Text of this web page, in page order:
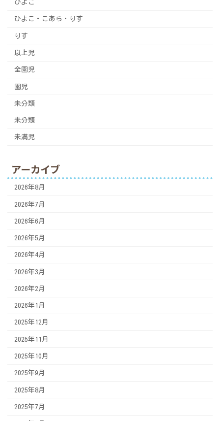
ひよこ
ひよこ・こあら・りす
りす
以上児
全園児
園児
未分類
未分類
未満児
アーカイブ
2026年8月
2026年7月
2026年6月
2026年5月
2026年4月
2026年3月
2026年2月
2026年1月
2025年12月
2025年11月
2025年10月
2025年9月
2025年8月
2025年7月